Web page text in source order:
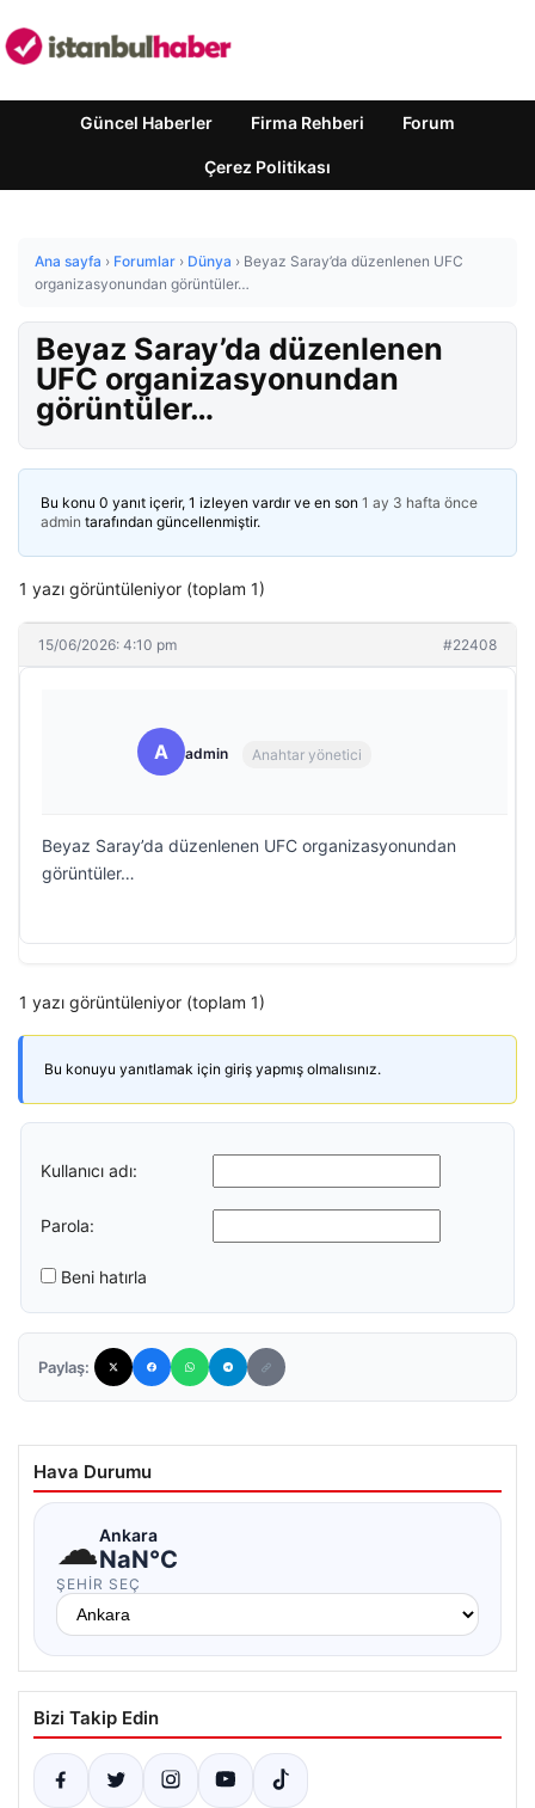
Güncel Haberler Firma Rehberi Forum
Çerez Politikası
Ana sayfa › Forumlar › Dünya › Beyaz Saray’da düzenlenen UFC
organizasyonundan görüntüler…
Beyaz Saray’da düzenlenen
UFC organizasyonundan
görüntüler…
Bu konu 0 yanıt içerir, 1 izleyen vardır ve en son 1 ay 3 hafta önce
admin tarafından güncellenmiştir.
1 yazı görüntüleniyor (toplam 1)
15/06/2026: 4:10 pm #22408
A admin Anahtar yönetici
Beyaz Saray’da düzenlenen UFC organizasyonundan
görüntüler…
1 yazı görüntüleniyor (toplam 1)
Bu konuyu yanıtlamak için giriş yapmış olmalısınız.
Kullanıcı adı:
Parola:
Beni hatırla
Paylaş:
Hava Durumu
☁Ankara
NaN°C
ŞEHIR SEÇ
Bizi Takip Edin